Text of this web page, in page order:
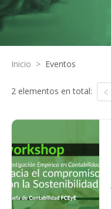
Inicio > Eventos
2 elementos en total: